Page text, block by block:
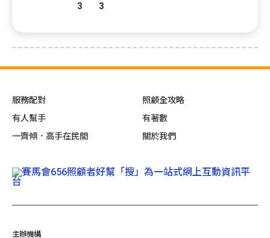
3 3
主辦機構
服務配對
有人幫手
一齊傾．高手在民間
照顧全攻略
有著數
關於我們